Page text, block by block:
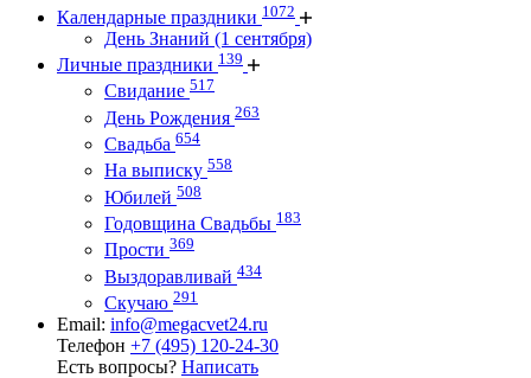
Календарные праздники 1072
День Знаний (1 сентября)
Личные праздники 139
Свидание 517
День Рождения 263
Свадьба 654
На выписку 558
Юбилей 508
Годовщина Свадьбы 183
Прости 369
Выздоравливай 434
Скучаю 291
Email: info@megacvet24.ru
Телефон +7 (495) 120-24-30
Есть вопросы? Написать